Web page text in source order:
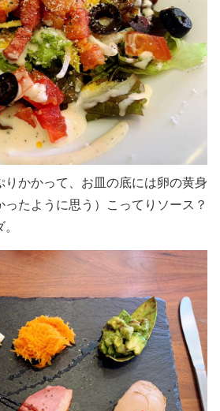
りかかって、お皿の底には卵の黄身
たように思う）こってりソース？